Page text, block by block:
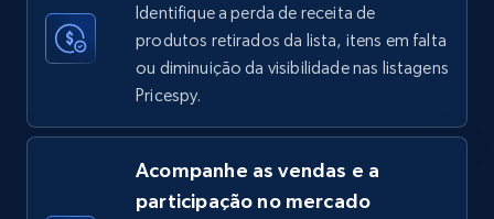
URL, Final price, Sku, Currency, Gtin,
Specifications, Image urls, Top reviews, and
5.6K+ 874+ Comece agora
Identifique a perda de receita de
produtos retirados da lista, itens em falta
ou diminuição da visibilidade nas listagens
Pricespy.
Acompanhe as vendas e a
participação no mercado